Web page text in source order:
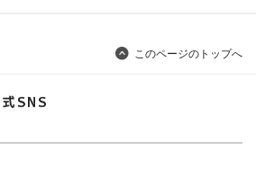
このページのトップへ